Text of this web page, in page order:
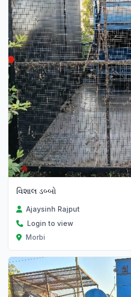
વિશાલ ડબ્બો
Ajaysinh Rajput
Login to view
Morbi